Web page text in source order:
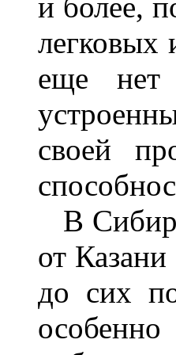
легковых
еще нет
своей
В
от
до сих